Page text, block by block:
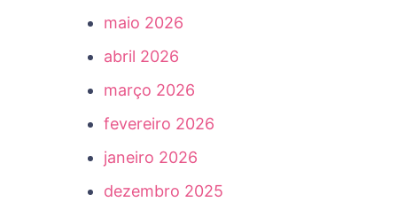
maio 2026
abril 2026
março 2026
fevereiro 2026
janeiro 2026
dezembro 2025